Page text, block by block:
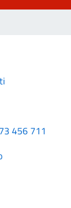
456 711